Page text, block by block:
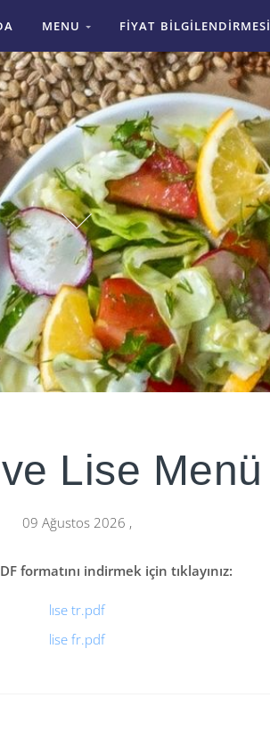
MENU FIYAT BILGILENDIRMESI
Lise Menü
09 Ağustos 2026 ,
formatını indirmek için tıklayınız:
lıse tr.pdf
lise fr.pdf